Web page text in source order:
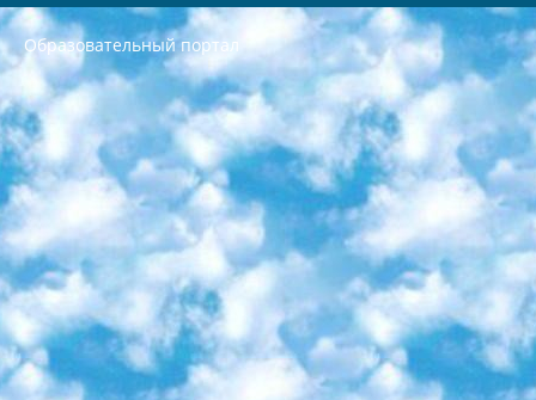
Образовательный портал
РЕСПУБЛИКА УЗБЕКИСТАН МИНИСТРЕРСТВО ДОШКОЛЬНОГО И ШКОЛЬНОГО ОБРАЗОВАНИЯ КОМАНДА в общеобразовательных учреждениях в 2023-2024 учебном году организация и проведение итоговой государственной аттестации обучающихся о Министра дошкольного и школьного образования Республики Узбекистан от 4 марта 2008 года (постановлением Минюста от 20 марта 2008 года № 1778 государственной регистрации) «Итоговое состояние учащихся общего среднего образования на основании положения об утверждении положения об аттестации общего среднего образования выпускной экзамен студентов в образовательных учреждениях в 2023-2024 учебном году В целях организации и прохождения аттестации приказываю: 1. Следующее: перечень предметов, по которым будет проводиться итоговая государственная аттестация и экзамен формы перевода согласно приложению 1; сертификаты международного образца, оценивающие уровень владения иностранными языками перечень согласно приложению 2; 2. Педагогический при специализированных образовательных учреждениях. научно-практический центр квалификации и международной оценки (Д.Давидова) 2024 г. До 25 марта: задания по предметам, по которым будет проводиться итоговая аттестация разработка и утверждение технических условий; итоговая аттестация на основании разработанного предметного задания разработка вопросов по предметам (устно и письменно), экзамен передача; общеобразовательные средние школы и специальные учебные заведения учащиеся выпускных классов школ и интернатов в агентской системе подготовка базы данных экзаменационных материалов и критериев оценки; перевод базы экзаменационных материалов на все языки обучения подать в Республиканский образовательный центр для изготовления; варианты экзаменов на основе разработанных контрольных материалов пусть будут поставлены задачи формирования. 3. Республиканский образовательный центр (Ш.Худайкулов) до 5 апреля 2024 года. до: база данных предоставленных экзаменационных материалов на все языки обучения перевод и экспертиза; для слепых, слабовидящих, глухих, слабослышащих и умственно отсталых детей учащиеся выпускных классов специализированных школ и школ-интернатов база данных экзаменационных материалов на всех преподаваемых языках подготовка критериев оценки; специализированные школы для умственно отсталых детей и технологии для учащихся выпускных классов школ-интернатов разработка соответствующих рекомендаций и критериев проведения ЕГЭ по естествознанию давать задания. 4. Педагогический при специализированных образовательных учреждениях. Научно-практический центр навыков и международной оценки (Д.Давидова), Республика образовательный центр (Худайкулов Ш.) итоговый государственный аттестационный экзамен ориентирован на творческое и логическое мышление при подготовке базы материалов учитывать введение заданий. 5. Следует отметить, что: сертификат государственного образца о знании общеобразовательного предмета и как минимум национальный уровень B1 по предметам на иностранных языках, указанным в Приложении 2. или международно признанный сертификат эквивалентного уровня студенты, изучающие определенный предмет, освобождаются от экзамена; по соответствующим предметам запланирована итоговая государственная аттестация за день до дня, путем жеребьевки Рабочей группой (в письменной форме по предметам, проводимым в форме) из числа сформированных вариантов выбрано 2 варианта; 2 выбранных варианта экзамена анонсированы на официальном сайте министерства и все выпускники по всей стране на основе этих вариантов проводит итоговую государственную аттестацию. 6. Государственное образование учащихся средних общеобразовательных учреждений. знания в соответствии с квалификационными требованиями, которые необходимо приобрести на основании стандартов итоговый (выпускной) контроль для 9 и 11 классов в целях тестирования Экзамены (далее – экзамены) состоят из предметов, перечисленных в приложении 1. будет сделано. 7. Экзамены пройдут с 26 мая по 15 июня 2024 г. (кроме науки физического воспитания). 8. Физическая для учащихся 9 классов общесредних образовательных учреждений. Экзамены по предмету «Образование, квалификация медицина» 1-6 мая 2024 года. сотрудники перевести под присмотр (с отклонениями в физическом или умственном развитии) специализированная школа для детей, школы-интернаты и со сколиозом школы-интернаты санаторного типа для больных детей исключены). 9. Он был слепым, слабовидящим и имел нарушения опорно-двигательного аппарата. экзамены в специализированных школах и интернатах для детей должны проводиться исходя из требований, предъявляемых к общеобразовательным учреждениям (физкультура кроме науки). 10. Специализированная школа для глухих и слабослышащих детей. и экзамены в интернатах и быть реализован в виде письменного теста по математике. 11. Специальность для умственно отсталых детей. Для 9 класса Родной язык и литературное письмо Государственный язык (язык обучения – узбекский). для неклассов) написано Математическое письмо Письменная/устная история Узбекистана Физическое воспитание практично Итоговый контроль Для 11 класса Написание родного языка и литературы (эссе) Математическое письмо Узбекский язык (обучение на узбекском языке) не посещающее общее среднее образование для учреждений)/Образовательное учреждение выбор письменный и устный Иностранный язык письменный/устный Письменная/устная история Узбекистана *По выбору студента:  Химия  Физика  Основы государственного права  География 10 бесплатных образовательных ресурсов - Мы составили подборку онлайн-проектов с интерактивными упражнениями, видеолекциями и статьями. Они помогут вам обрести новые и освежить старые знания бесплатно. 1. «ИНТУИТ» Старейшая образовательная площадка Рунета. Здесь вы найдёте сотни текстовых и видеокурсов на десятки различных тем — от программирования до психологии. Многие курсы подготовлены российскими университетами и крупными международными компаниями вроде Intel и Microsoft. Самостоятельное обучение бесплатное, но желающие могут оплатить услуги персональных наставников. 2. «Смартия» знакомит с актуальными профессиями и подсказывает, как им обучаться. Выбрав заинтересовавшую вас специальность — SMM-специалист, фотограф, веб-дизайнер или другую, — увидите список необходимых для неё умений. Чтобы вы могли освоить их самостоятельно, для каждого умения площадка отображает подборку ссылок на учебные материалы. Хотя «Смартия» ориентируется на русскоязычную аудиторию, часть контента всё же доступна только на английском. 3. «Лекторий Физтеха» Проект Московского физико-технического института (Физтеха). С его помощью вы можете смотреть онлайн серии лекций, записанные на видео в этом вузе. В числе доступных предметов — физика, биология, химия, информационные технологии и другие. К некоторым лекциям администрация ресурса прилагает готовые конспекты, которые можно скачивать в PDF-формате. 4. ITMOcourses Онлайн-площадка Санкт-Петербургского национального исследовательского университета информационных технологий, механики и оптики (ИТМО). Ресурс предоставляет свободный доступ к курсам, разработанным в этом вузе. Каталог материалов разбит на четыре категории: «Оптические системы и технологии», «Приборостроение и робототехника», «Информационные технологии» и «Биотехнологии». Курсы состоят из видеолекций, интерактивных демонстраций и заданий. 5. «КиберЛенинка» Электронная научная библиотека открытого доступа. Каталог площадки регулярно обрастает текстами статей из различных научных изданий. Сгруппированные по журналам и рубрикам публикации можно читать онлайн или скачивать целиком в PDF-формате. Проект нацелен на популяризацию науки за счёт открытого доступа к качественной информации. 6. «ПостНаука» На этом ресурсе публикуют подборки видеолекций, составленные экспертами из разных отраслей и объединённые общими темами. Среди них, к примеру, есть серии «Биоинформатика и геномика», «Культура средневековой Скандинавии» и Cinema Studies о теории кино. Каждая подборка лекций — логически связанная история, рассказанная экспертом от первого лица. Кроме того, на сайте появляются научно-образовательные статьи и тесты на разные темы. 7. «Newочём» Команда проекта «Newочём» отбирает самые интересные тексты из англоязычных СМИ и переводит те из них, за которые голосуют участники сообщества «ВКонтакте». По большей части это научно-популярные статьи. Редакторы придумывают лишь заголовки, в остальном содержание переводов соответствует оригиналам. Полные тексты можно читать прямо в социальной сети. 8. InternetUrok Онлайн-база материалов по основным дисциплинам школьной программы. Информация на сайте структурирована по классам, предметам и темам (урокам). Каждый урок состоит из видеолекций и конспектов. Есть также интерактивные тренажёры и тесты для закрепления пройденного материала. Даже если вы давно окончили школу, возможность повторить программу старших классов всегда может пригодиться. 9. Edutainme Ещё один ресурс об образовании. В отличие от Newtonew, как мне кажется, Edutainme больше ориентируется на представителей индустрии: педагогов, предпринимателей, разработчиков образовательных проектов. Но и любой, кто просто стремится к саморазвитию, найдёт на сайте много полезного и интересного для себя. Например, информацию о новых курсах и образовательных сервисах. 10. Newtonew Онлайн-медиа об образовании и обучении в широком смысле. Авторы Newtonew пишут об инструментах, заведениях, тактиках и стратегиях, которые помогают учить других и получать новые знания самостоятельно. На этой площадке вы найдёте новости, обзоры, аналитические мат